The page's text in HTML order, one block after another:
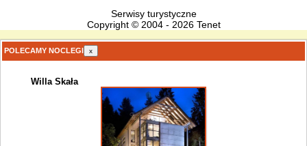
Serwisy turystyczne
Copyright © 2004 - 2026 Tenet
POLECAMY NOCLEGI x
Willa Skała